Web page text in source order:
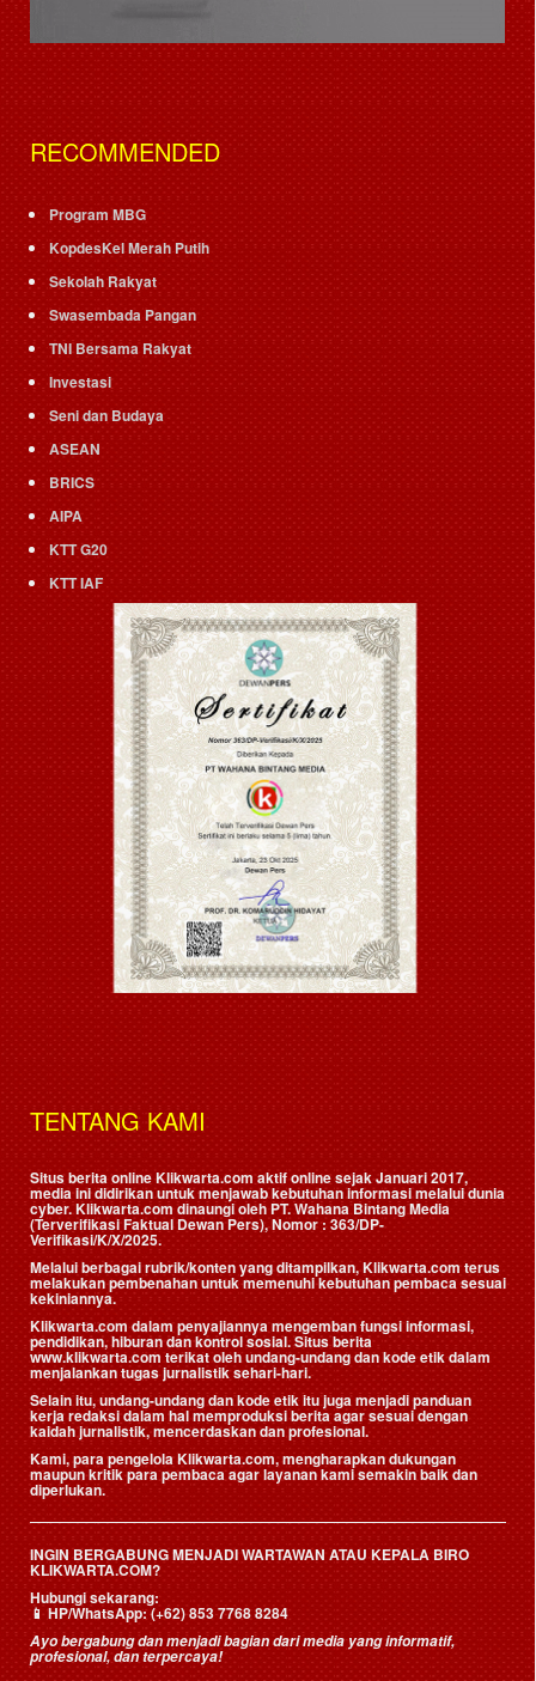
RECOMMENDED
Program MBG
KopdesKel Merah Putih
Sekolah Rakyat
Swasembada Pangan
TNI Bersama Rakyat
Investasi
Seni dan Budaya
ASEAN
BRICS
AIPA
KTT G20
KTT IAF
TENTANG KAMI
Situs berita online Klikwarta.com aktif online sejak Januari 2017,
media ini didirikan untuk menjawab kebutuhan informasi melalui dunia
cyber. Klikwarta.com dinaungi oleh PT. Wahana Bintang Media
(Terverifikasi Faktual Dewan Pers), Nomor : 363/DP-
Verifikasi/K/X/2025.
Melalui berbagai rubrik/konten yang ditampilkan, Klikwarta.com terus
melakukan pembenahan untuk memenuhi kebutuhan pembaca sesuai
kekiniannya.
Klikwarta.com dalam penyajiannya mengemban fungsi informasi,
pendidikan, hiburan dan kontrol sosial. Situs berita
www.klikwarta.com terikat oleh undang-undang dan kode etik dalam
menjalankan tugas jurnalistik sehari-hari.
Selain itu, undang-undang dan kode etik itu juga menjadi panduan
kerja redaksi dalam hal memproduksi berita agar sesuai dengan
kaidah jurnalistik, mencerdaskan dan profesional.
Kami, para pengelola Klikwarta.com, mengharapkan dukungan
maupun kritik para pembaca agar layanan kami semakin baik dan
diperlukan.
INGIN BERGABUNG MENJADI WARTAWAN ATAU KEPALA BIRO
KLIKWARTA.COM?
Hubungi sekarang:
📱HP/WhatsApp:(+62) 853 7768 8284
Ayo bergabung dan menjadi bagian dari media yang informatif,
profesional, dan terpercaya!